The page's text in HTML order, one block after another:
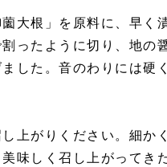
大根」を原料に、早く
ったように切り、地の
した。音のわりには硬
上がりください。細か
味しく召し上がってき